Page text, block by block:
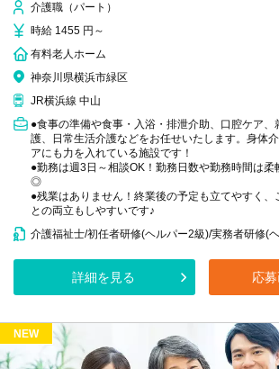
介護職（パート）
時給 1455 円～
有料老人ホーム
神奈川県横浜市緑区
JR横浜線 中山
●食事の準備や食事・入浴・排泄介助、口腔ケア、
護、日常生活介護などをお任せいたします。身体
アにも力を入れている施設です！
●勤務は週3日～相談OK！勤務日数や勤務時間は
◎
●残業はありません！終業後の予定も立てやすく、
との両立もしやすいです♪
介護福祉士/初任者研修(ヘルパー2級)/実務者研修(
詳細を見る 応
NEW